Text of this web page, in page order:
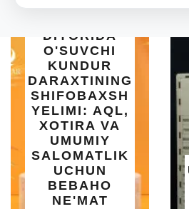
DIYORIDA
O'SUVCHI
KUNDUR
DARAXTINING
SHIFOBAXSH
YELIMI: AQL,
XOTIRA VA
UMUMIY
SALOMATLIK
UCHUN
BEBAHO
NE'MAT